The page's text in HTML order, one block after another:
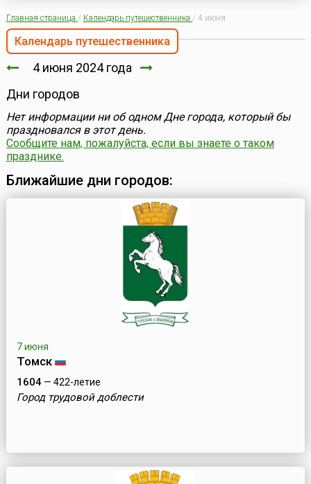
Главная страница / Календарь путешественника / 4 июня
Календарь путешественника
4 июня 2024 года
Дни городов
Нет информации ни об одном Дне города, который бы
праздновался в этот день.
Сообщите нам, пожалуйста, если вы знаете о таком
празднике.
Ближайшие дни городов:
7 июня
Томск
1604— 422-летие
Город трудовой доблести